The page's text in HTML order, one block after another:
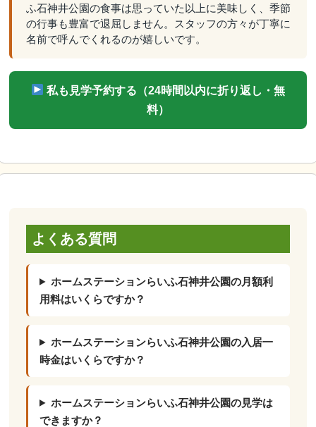
ふ石神井公園の食事は思っていた以上に美味しく、季節
の行事も豊富で退屈しません。スタッフの方々が丁寧に
名前で呼んでくれるのが嬉しいです。
私も見学予約する（24時間以内に折り返し・無
料）
よくある質問
ホームステーションらいふ石神井公園の月額利
用料はいくらですか？
ホームステーションらいふ石神井公園の入居一
時金はいくらですか？
ホームステーションらいふ石神井公園の見学は
できますか？